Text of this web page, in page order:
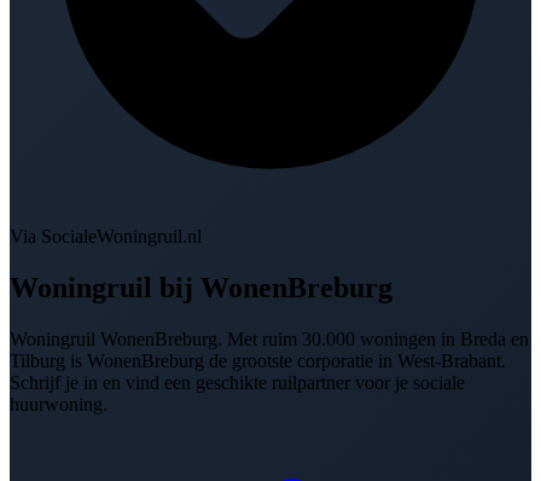
Via SocialeWoningruil.nl
Woningruil bij WonenBreburg
Woningruil WonenBreburg. Met ruim 30.000 woningen in Breda en
Tilburg is WonenBreburg de grootste corporatie in West-Brabant.
Schrijf je in en vind een geschikte ruilpartner voor je sociale
huurwoning.